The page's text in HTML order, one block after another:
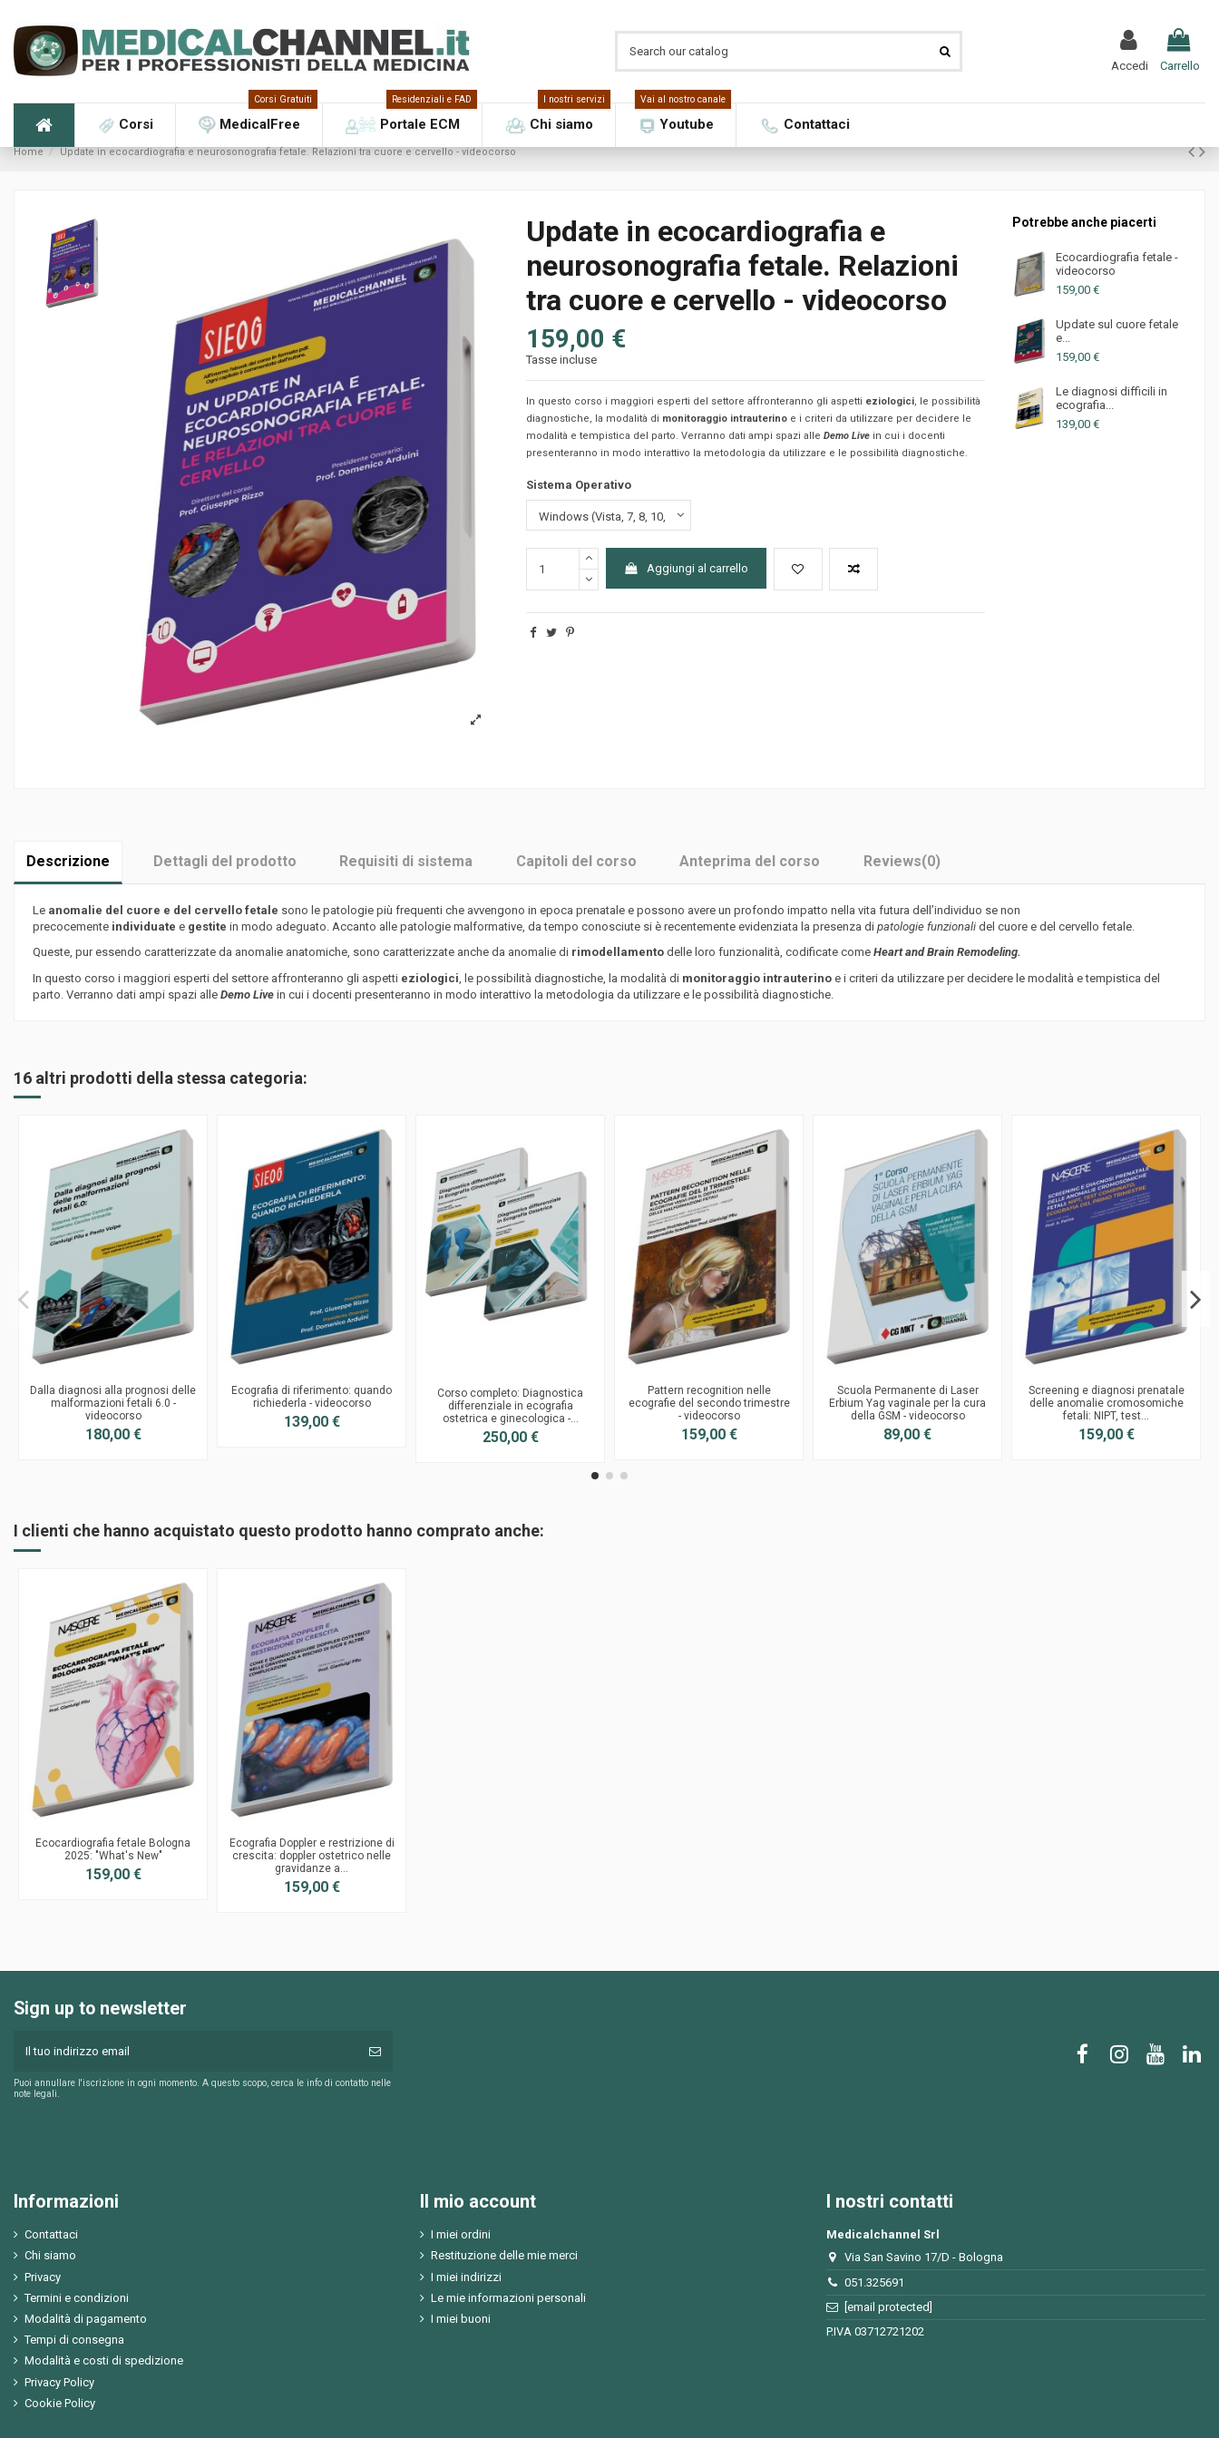
Accedi Carrello
Corsi MedicalFree
Corsi Gratuiti
Portale ECM
Residenziali e FAD
Chi siamo
I nostri servizi
Youtube
Vai al nostro canale
Contattaci
Home Update in ecocardiografia e neurosonografia fetale. Relazioni tra cuore e cervello - videocorso
Update in ecocardiografia e
neurosonografia fetale. Relazioni
tra cuore e cervello - videocorso
159,00 €
Tasse incluse
In questo corso i maggiori esperti del settore affronteranno gli aspetti eziologici, le possibilità
diagnostiche, la modalità di monitoraggio intrauterinoe i criteri da utilizzare per decidere le
modalità e tempistica del parto. Verranno dati ampi spazi alle Demo Livein cui i docenti
presenteranno in modo interattivo la metodologia da utilizzare e le possibilità diagnostiche.
Sistema Operativo
Aggiungi al carrello
Potrebbe anche piacerti
Ecocardiografia fetale -
videocorso
159,00 €
Update sul cuore fetale
e...
159,00 €
Le diagnosi difficili in
ecografia...
139,00 €
Descrizione Dettagli del prodotto Requisiti di sistema Capitoli del corso Anteprima del corso Reviews(0)
Le anomalie del cuore e del cervello fetale sono le patologie più frequenti che avvengono in epoca prenatale e possono avere un profondo impatto nella vita futura dell’individuo se non
precocemente individuate e gestite in modo adeguato. Accanto alle patologie malformative, da tempo conosciute si è recentemente evidenziata la presenza di patologie funzionalidel cuore e del cervello fetale.
Queste, pur essendo caratterizzate da anomalie anatomiche, sono caratterizzate anche da anomalie di rimodellamentodelle loro funzionalità, codificate come Heartand Brain Remodeling.
In questo corso i maggiori esperti del settore affronteranno gli aspetti eziologici , le possibilità diagnostiche, la modalità di monitoraggio intrauterinoe i criteri da utilizzare per decidere le modalità e tempistica del
parto. Verranno dati ampi spazi alle Demo Livein cui i docenti presenteranno in modo interattivo la metodologia da utilizzare e le possibilità diagnostiche.
16 altri prodotti della stessa categoria:
Dalla diagnosi alla prognosi delle
malformazioni fetali 6.0 -
videocorso
180,00 €
Ecografia di riferimento: quando
richiederla - videocorso
139,00 €
Corso completo: Diagnostica
differenziale in ecografia
ostetrica e ginecologica -...
250,00 €
Pattern recognition nelle
ecografie del secondo trimestre
- videocorso
159,00 €
Scuola Permanente di Laser
Erbium Yag vaginale per la cura
della GSM - videocorso
89,00 €
Screening e diagnosi prenatale
delle anomalie cromosomiche
fetali: NIPT, test...
159,00 €
I clienti che hanno acquistato questo prodotto hanno comprato anche:
Ecocardiografia fetale Bologna
2025: "What's New"
159,00 €
Ecografia Doppler e restrizione di
crescita: doppler ostetrico nelle
gravidanze a...
159,00 €
Sign up to newsletter
Puoi annullare l'iscrizione in ogni momento. A questo scopo, cerca le info di contatto nelle
note legali.
Informazioni
Contattaci
Chi siamo
Privacy
Termini e condizioni
Modalità di pagamento
Tempi di consegna
Modalità e costi di spedizione
Privacy Policy
Cookie Policy
Il mio account
I miei ordini
Restituzione delle mie merci
I miei indirizzi
Le mie informazioni personali
I miei buoni
I nostri contatti
Medicalchannel Srl
Via San Savino 17/D - Bologna
051.325691
[email protected]
P.IVA 03712721202